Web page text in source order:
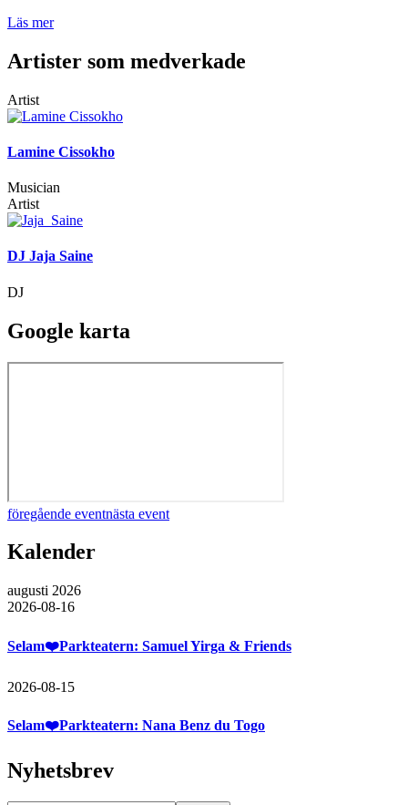
Läs mer
Artister som medverkade
Artist
Lamine Cissokho
Musician
Artist
DJ Jaja Saine
DJ
Google karta
föregående eventnästa event
Kalender
augusti 2026
2026-08-16
Selam❤️Parkteatern: Samuel Yirga & Friends
2026-08-15
Selam❤️Parkteatern: Nana Benz du Togo
Nyhetsbrev